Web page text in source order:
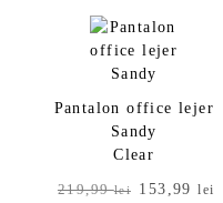
Pantalon office lejer
Sandy
Clear
219,99lei
Prețul
153,99lei